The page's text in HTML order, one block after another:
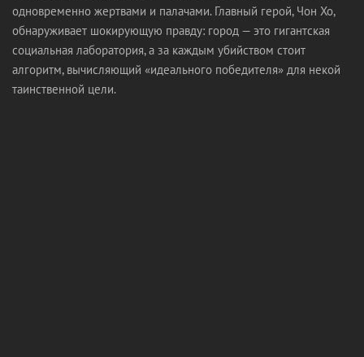
одновременно жертвами и палачами. Главный герой, Чон Хо,
обнаруживает шокирующую правду: город — это гигантская
социальная лаборатория, а за каждым убийством стоит
алгоритм, вычисляющий «идеального победителя» для некой
таинственной цели.